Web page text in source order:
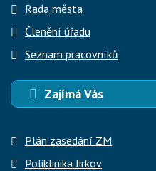
Rada města
Členění úřadu
Seznam pracovníků
Zajímá Vás
Plán zasedání ZM
Poliklinika Jirkov